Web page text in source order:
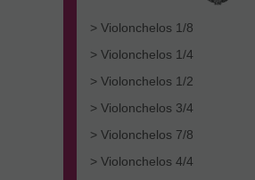
> Violonchelos 1/8
> Violonchelos 1/4
> Violonchelos 1/2
> Violonchelos 3/4
> Violonchelos 7/8
> Violonchelos 4/4